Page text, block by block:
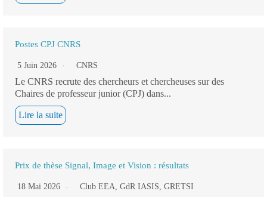
Postes CPJ CNRS
5 Juin 2026 CNRS
Le CNRS recrute des chercheurs et chercheuses sur des
Chaires de professeur junior (CPJ) dans...
Lire la suite
Prix de thèse Signal, Image et Vision : résultats
18 Mai 2026 Club EEA, GdR IASIS, GRETSI